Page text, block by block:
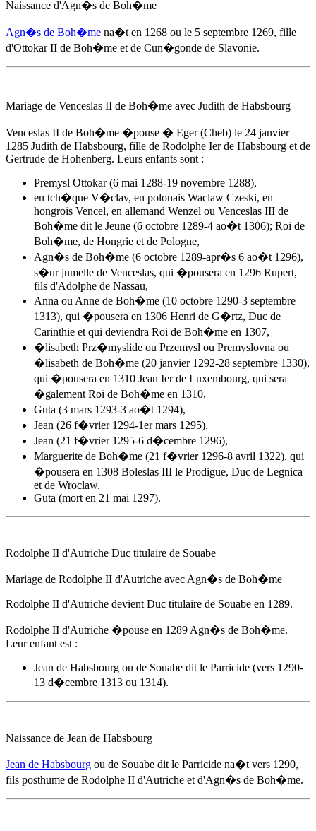
Naissance d'Agn�s de Boh�me
Agn�s de Boh�me na�t en 1268 ou le 5 septembre 1269, fille
d'Ottokar II de Boh�me et de Cun�gonde de Slavonie.
Mariage de Venceslas II de Boh�me avec Judith de Habsbourg
Venceslas II de Boh�me �pouse � Eger (Cheb) le 24 janvier
1285 Judith de Habsbourg, fille de Rodolphe Ier de Habsbourg et de
Gertrude de Hohenberg. Leurs enfants sont :
Premysl Ottokar (6 mai 1288-19 novembre 1288),
en tch�que V�clav, en polonais Waclaw Czeski, en
hongrois Vencel, en allemand Wenzel ou Venceslas III de
Boh�me dit le Jeune (6 octobre 1289-4 ao�t 1306); Roi de
Boh�me, de Hongrie et de Pologne,
Agn�s de Boh�me (6 octobre 1289-apr�s 6 ao�t 1296),
s�ur jumelle de Venceslas, qui �pousera en 1296 Rupert,
fils d'Adolphe de Nassau,
Anna ou Anne de Boh�me (10 octobre 1290-3 septembre
1313), qui �pousera en 1306 Henri de G�rtz, Duc de
Carinthie et qui deviendra Roi de Boh�me en 1307,
�lisabeth Prz�myslide ou Przemysl ou Premyslovna ou
�lisabeth de Boh�me (20 janvier 1292-28 septembre 1330),
qui �pousera en 1310 Jean Ier de Luxembourg, qui sera
�galement Roi de Boh�me en 1310,
Guta (3 mars 1293-3 ao�t 1294),
Jean (26 f�vrier 1294-1er mars 1295),
Jean (21 f�vrier 1295-6 d�cembre 1296),
Marguerite de Boh�me (21 f�vrier 1296-8 avril 1322), qui
�pousera en 1308 Boleslas III le Prodigue, Duc de Legnica
et de Wroclaw,
Guta (mort en 21 mai 1297).
Rodolphe II d'Autriche Duc titulaire de Souabe
Mariage de Rodolphe II d'Autriche avec Agn�s de Boh�me
Rodolphe II d'Autriche devient Duc titulaire de Souabe en 1289.
Rodolphe II d'Autriche �pouse en 1289 Agn�s de Boh�me.
Leur enfant est :
Jean de Habsbourg ou de Souabe dit le Parricide (vers 1290-
13 d�cembre 1313 ou 1314).
Naissance de Jean de Habsbourg
Jean de Habsbourg ou de Souabe dit le Parricide na�t vers 1290,
fils posthume de Rodolphe II d'Autriche et d'Agn�s de Boh�me.